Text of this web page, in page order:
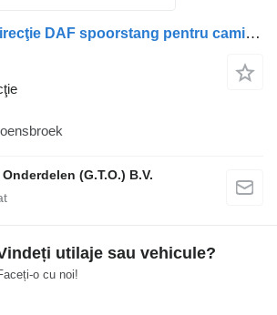
Întinzător servodirecţie DAF spoorstang pentru camion DAF cf 85 xf 105
(G.T.O.) B.V.
utilaje sau vehicule?
o cu noi!